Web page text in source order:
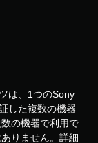
は、1つのSony
した複数の機器
の機器で利用で
りません。詳細